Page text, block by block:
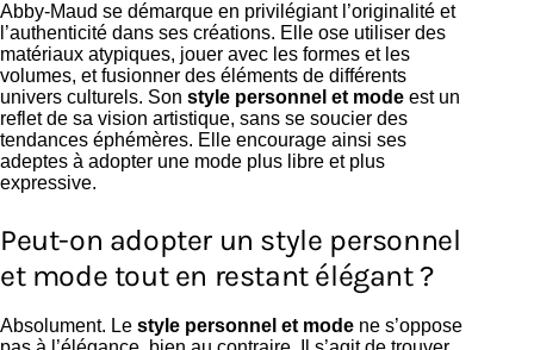
Abby-Maud se démarque en privilégiant l’originalité et
l’authenticité dans ses créations. Elle ose utiliser des
matériaux atypiques, jouer avec les formes et les
volumes, et fusionner des éléments de différents
univers culturels. Son style personnel et mode est un
reflet de sa vision artistique, sans se soucier des
tendances éphémères. Elle encourage ainsi ses
adeptes à adopter une mode plus libre et plus
expressive.
Peut-on adopter un style personnel
et mode tout en restant élégant ?
Absolument. Le style personnel et mode ne s’oppose